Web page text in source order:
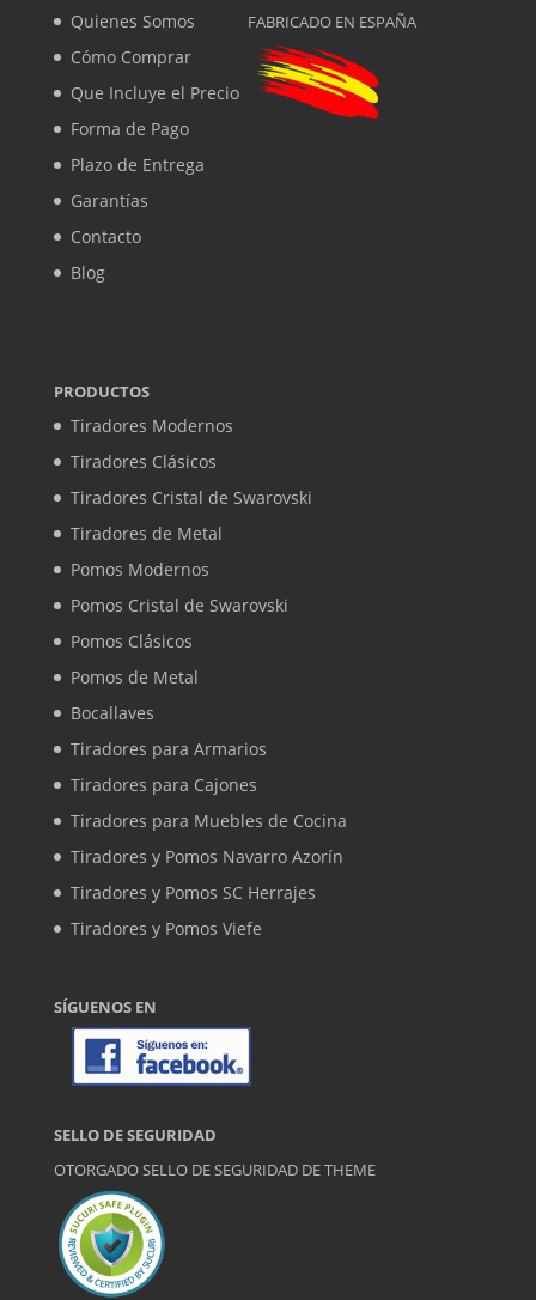
Quienes Somos
Cómo Comprar
Que Incluye el Precio
Forma de Pago
Plazo de Entrega
Garantías
Contacto
Blog
FABRICADO EN ESPAÑA
PRODUCTOS
Tiradores Modernos
Tiradores Clásicos
Tiradores Cristal de Swarovski
Tiradores de Metal
Pomos Modernos
Pomos Cristal de Swarovski
Pomos Clásicos
Pomos de Metal
Bocallaves
Tiradores para Armarios
Tiradores para Cajones
Tiradores para Muebles de Cocina
Tiradores y Pomos Navarro Azorín
Tiradores y Pomos SC Herrajes
Tiradores y Pomos Viefe
SÍGUENOS EN
SELLO DE SEGURIDAD
OTORGADO SELLO DE SEGURIDAD DETHEME